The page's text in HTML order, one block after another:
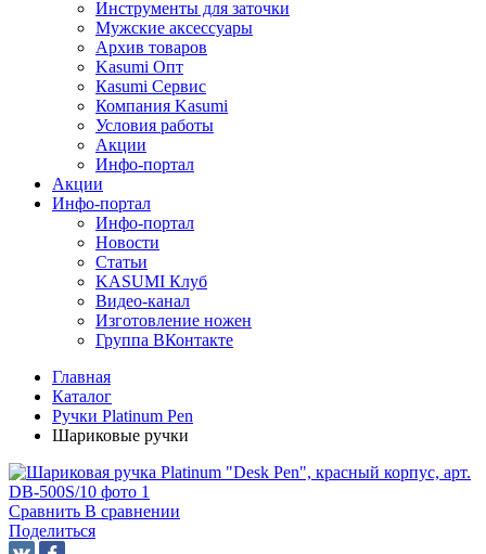
Инструменты для заточки
Мужские аксессуары
Архив товаров
Kasumi Опт
Кasumi Сервис
Компания Kasumi
Условия работы
Акции
Инфо-портал
Акции
Инфо-портал
Инфо-портал
Новости
Статьи
KASUMI Клуб
Видео-канал
Изготовление ножен
Группа ВКонтакте
Главная
Каталог
Ручки Platinum Pen
Шариковые ручки
Сравнить В сравнении
Поделиться